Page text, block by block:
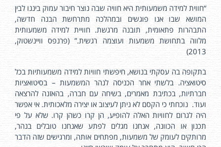
“חווית למידה משמעותית היא חוויה שבה נוצר חיבור עמוק ביננו לבין
המושא שבו אנו פוגשים ובמהלכה מתרחשת הבנה חדשה,
התבהרות פתאומית, תובנה מרגשת. חוויית למידה משמעותית
מלווה בתחושת משמעות ועוצמה רגשית.” (פרנפס וויינשטוק,
2013)
בתקופה בה עסקתי בנושא, חיפשתי חוויות למידה משמעותיות בכל
סיטואציה. בלשתי אחר הכניסה לנהר המשמעות – בסיטואציות
חברתיות, בכתיבת מאמרים, בשיחה עם חברה, בהאזנה להרצאה
ועוד. נוכחתי כי הקסם לא ניתן לעיצוב או יצירה מלאכותית. אי אפשר
היה לגרום לחוויות האלה להופיע, הן קרו כשהן קרו. שלא על פי
תכנון או הכוונה, אנחנו מגלים לפתע שאנחנו טובלים בנהר,
מרותקים לעומק של משמעות, מפתחים אותה, ומרגישים שזה הדבר